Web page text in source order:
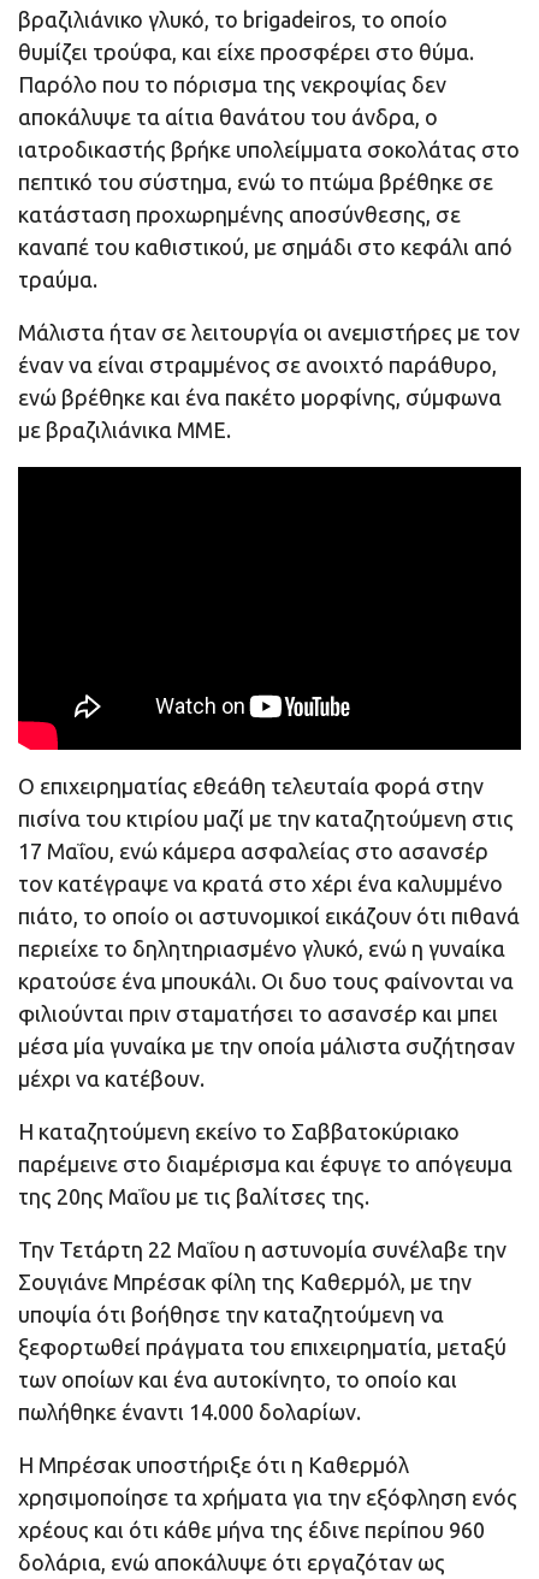
βραζιλιάνικο γλυκό, το brigadeiros, το οποίο
θυμίζει τρούφα, και είχε προσφέρει στο θύμα.
Παρόλο που το πόρισμα της νεκροψίας δεν
αποκάλυψε τα αίτια θανάτου του άνδρα, ο
ιατροδικαστής βρήκε υπολείμματα σοκολάτας στο
πεπτικό του σύστημα, ενώ το πτώμα βρέθηκε σε
κατάσταση προχωρημένης αποσύνθεσης, σε
καναπέ του καθιστικού, με σημάδι στο κεφάλι από
τραύμα.
Μάλιστα ήταν σε λειτουργία οι ανεμιστήρες με τον
έναν να είναι στραμμένος σε ανοιχτό παράθυρο,
ενώ βρέθηκε και ένα πακέτο μορφίνης, σύμφωνα
με βραζιλιάνικα ΜΜΕ.
Ο επιχειρηματίας εθεάθη τελευταία φορά στην
πισίνα του κτιρίου μαζί με την καταζητούμενη στις
17 Μαΐου, ενώ κάμερα ασφαλείας στο ασανσέρ
τον κατέγραψε να κρατά στο χέρι ένα καλυμμένο
πιάτο, το οποίο οι αστυνομικοί εικάζουν ότι πιθανά
περιείχε το δηλητηριασμένο γλυκό, ενώ η γυναίκα
κρατούσε ένα μπουκάλι. Οι δυο τους φαίνονται να
φιλιούνται πριν σταματήσει το ασανσέρ και μπει
μέσα μία γυναίκα με την οποία μάλιστα συζήτησαν
μέχρι να κατέβουν.
Η καταζητούμενη εκείνο το Σαββατοκύριακο
παρέμεινε στο διαμέρισμα και έφυγε το απόγευμα
της 20ης Μαΐου με τις βαλίτσες της.
Την Τετάρτη 22 Μαΐου η αστυνομία συνέλαβε την
Σουγιάνε Μπρέσακ φίλη της Καθερμόλ, με την
υποψία ότι βοήθησε την καταζητούμενη να
ξεφορτωθεί πράγματα του επιχειρηματία, μεταξύ
των οποίων και ένα αυτοκίνητο, το οποίο και
πωλήθηκε έναντι 14.000 δολαρίων.
Η Μπρέσακ υποστήριξε ότι η Καθερμόλ
χρησιμοποίησε τα χρήματα για την εξόφληση ενός
χρέους και ότι κάθε μήνα της έδινε περίπου 960
δολάρια, ενώ αποκάλυψε ότι εργαζόταν ως